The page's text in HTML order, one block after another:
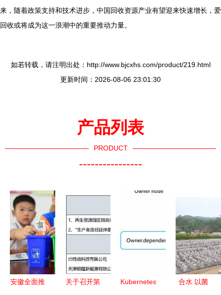
来，随着政策支持和技术进步，中国回收资源产业有望迎来快速增长，爱
回收或将成为这一浪潮中的重要推动力量。
如若转载，请注明出处：http://www.bjcxhs.com/product/219.html
更新时间：2026-08-06 23:01:30
产品列表
PRODUCT
----------------
安徽全面推
关于召开第
Kubernetes
合水 以菌